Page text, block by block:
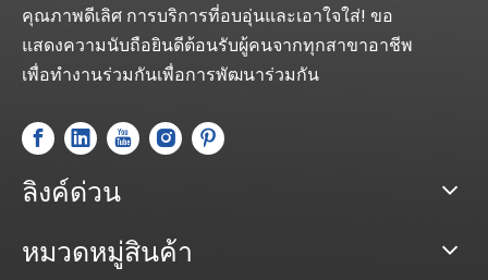
คุณภาพดีเลิศ การบริการที่อบอุ่นและเอาใจใส่! ขอ
แสดงความนับถือยินดีต้อนรับผู้คนจากทุกสาขาอาชีพ
เพื่อทำงานร่วมกันเพื่อการพัฒนาร่วมกัน
ลิงค์ด่วน
หมวดหมู่สินค้า